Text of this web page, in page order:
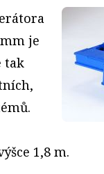
je
tak
1,8 m.